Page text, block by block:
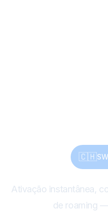
🇨🇭
Ativação instantânea,
de roaming